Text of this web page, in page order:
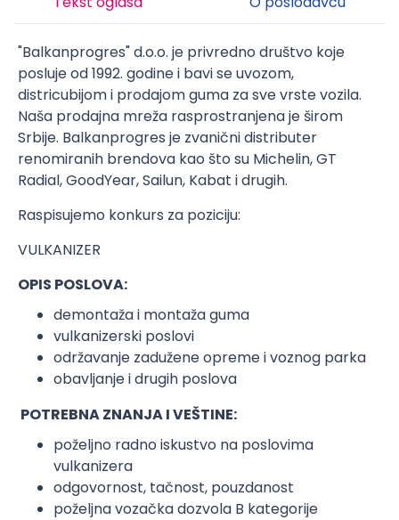
"Balkanprogres" d.o.o. je privredno društvo koje
posluje od 1992. godine i bavi se uvozom,
districubijom i prodajom guma za sve vrste vozila.
Naša prodajna mreža rasprostranjena je širom
Srbije. Balkanprogres je zvanični distributer
renomiranih brendova kao što su Michelin, GT
Radial, GoodYear, Sailun, Kabat i drugih.
Raspisujemo konkurs za poziciju:
VULKANIZER
OPIS POSLOVA:
demontaža i montaža guma
vulkanizerski poslovi
održavanje zadužene opreme i voznog parka
obavljanje i drugih poslova
POTREBNA ZNANJA I VEŠTINE:
poželjno radno iskustvo na poslovima
vulkanizera
odgovornost, tačnost, pouzdanost
poželjna vozačka dozvola B kategorije